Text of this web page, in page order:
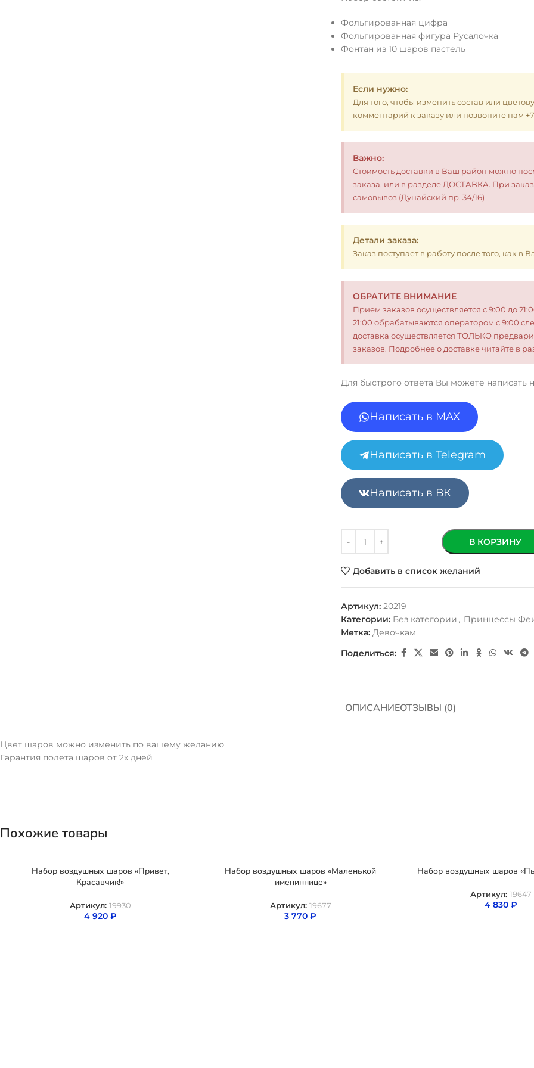
Фольгированная цифра
Фольгированная фигура Русалочка
Фонтан из 10 шаров пастель
Если нужно:
Для того, чтобы изменить состав или
комментарий к заказу или позвоните нам +7
Важно:
Стоимость доставки в Ваш район можно
заказа, или в разделе ДОСТАВКА. При
самовывоз (Дунайский пр. 34/16)
Детали заказа:
Заказ поступает в работу после того, как
ОБРАТИТЕ ВНИМАНИЕ
Прием заказов осуществляется с 9:00 до
21:00 обрабатываются оператором с 9:00
доставка осуществляется ТОЛЬКО
заказов. Подробнее о доставке читайте в
Для быстрого ответа Вы можете написать
Написать в MAX
Написать в Telegram
Написать в ВК
В КОРЗИНУ
Добавить в список желаний
Артикул:20219
Категории: Без категории , Принцессы
Метка: Девочкам
Поделиться:
ОПИСАНИЕОТЗЫВЫ (0)
Цвет шаров можно изменить по вашему желанию
Гарантия полета шаров от 2х дней
Похожие товары
Набор воздушных шаров «Привет,
Красавчик!»
Артикул: 19930
4 920 ₽
Набор воздушных шаров «Маленькой
имениннице»
Артикул: 19677
3 770 ₽
Набор воздушных шаров
Артикул: 19647
4 830 ₽